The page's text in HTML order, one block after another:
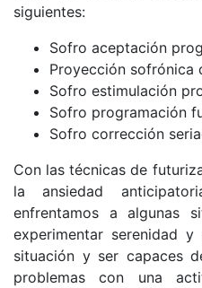
siguientes:
Sofro aceptación
Proyección sofrónica
Sofro estimulación
Sofro programación
Sofro corrección
Con las técnicas de
la ansiedad
enfrentamos a algunas
experimentar serenidad y
situación y ser capaces
problemas con una